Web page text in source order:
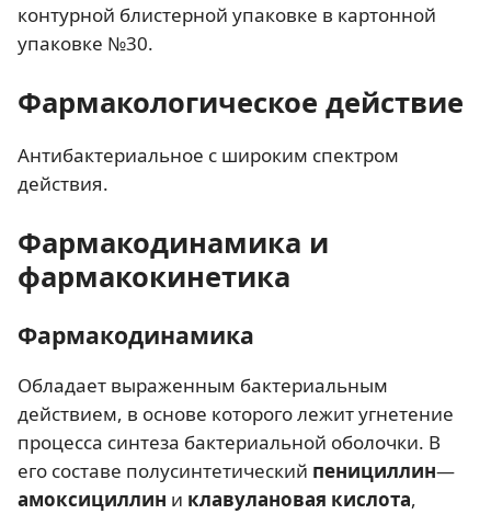
контурной блистерной упаковке в картонной
упаковке №30.
Фармакологическое действие
Антибактериальное с широким спектром
действия.
Фармакодинамика и
фармакокинетика
Фармакодинамика
Обладает выраженным бактериальным
действием, в основе которого лежит угнетение
процесса синтеза бактериальной оболочки. В
его составе полусинтетический пенициллин—
амоксициллин и клавулановая кислота,